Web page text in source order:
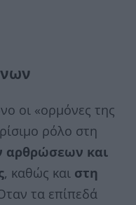
οι «ορμόνες της
ρόλο στη
και
, καθώς και στη
τα επίπεδά